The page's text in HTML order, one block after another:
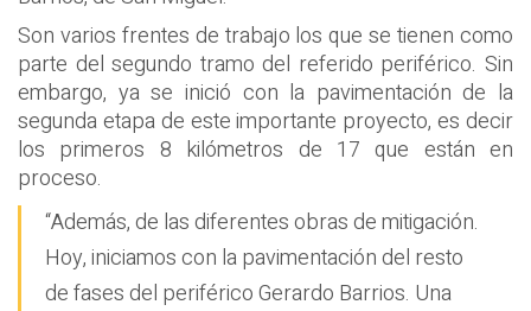
Son varios frentes de trabajo los que se tienen como
parte del segundo tramo del referido periférico. Sin
embargo, ya se inició con la pavimentación de la
segunda etapa de este importante proyecto, es decir
los primeros 8 kilómetros de 17 que están en
proceso.
“Además, de las diferentes obras de mitigación.
Hoy, iniciamos con la pavimentación del resto
de fases del periférico Gerardo Barrios. Una